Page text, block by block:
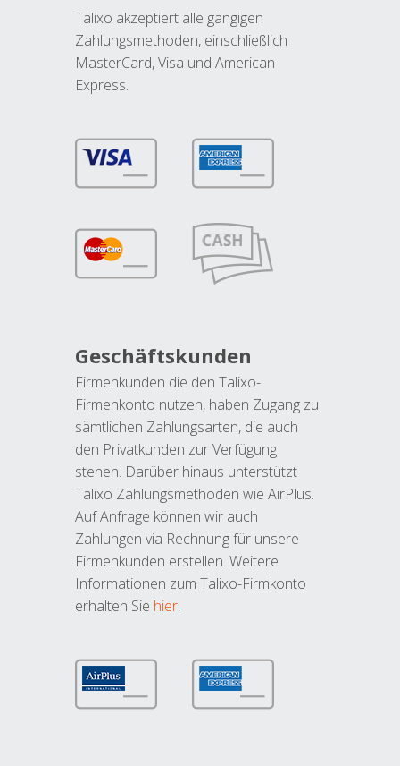
Talixo akzeptiert alle gängigen
Zahlungsmethoden, einschließlich
MasterCard, Visa und American
Express.
Geschäftskunden
Firmenkunden die den Talixo-
Firmenkonto nutzen, haben Zugang zu
sämtlichen Zahlungsarten, die auch
den Privatkunden zur Verfügung
stehen. Darüber hinaus unterstützt
Talixo Zahlungsmethoden wie AirPlus.
Auf Anfrage können wir auch
Zahlungen via Rechnung für unsere
Firmenkunden erstellen. Weitere
Informationen zum Talixo-Firmkonto
erhalten Sie hier.